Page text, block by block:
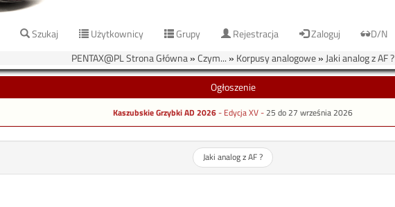
Szukaj Użytkownicy Grupy Rejestracja Zaloguj
D/N
PENTAX@PL Strona Główna»Czym... » Korpusy analogowe» Jaki analog z AF ?
Ogłoszenie
Kaszubskie Grzybki AD 2026- Edycja XV -25 do 27 września 2026
Jaki analog z AF ?